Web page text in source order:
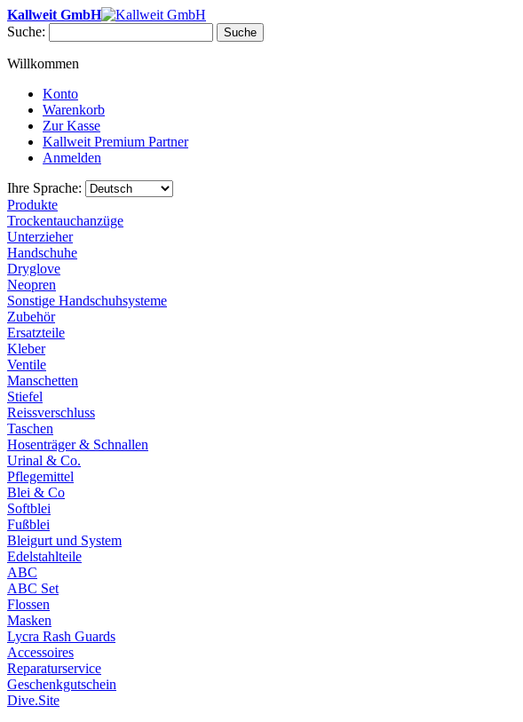
Kallweit GmbH
Suche:
Suche
Willkommen
Konto
Warenkorb
Zur Kasse
Kallweit Premium Partner
Anmelden
Ihre Sprache:
Produkte
Trockentauchanzüge
Unterzieher
Handschuhe
Dryglove
Neopren
Sonstige Handschuhsysteme
Zubehör
Ersatzteile
Kleber
Ventile
Manschetten
Stiefel
Reissverschluss
Taschen
Hosenträger & Schnallen
Urinal & Co.
Pflegemittel
Blei & Co
Softblei
Fußblei
Bleigurt und System
Edelstahlteile
ABC
ABC Set
Flossen
Masken
Lycra Rash Guards
Accessoires
Reparaturservice
Geschenkgutschein
Dive.Site